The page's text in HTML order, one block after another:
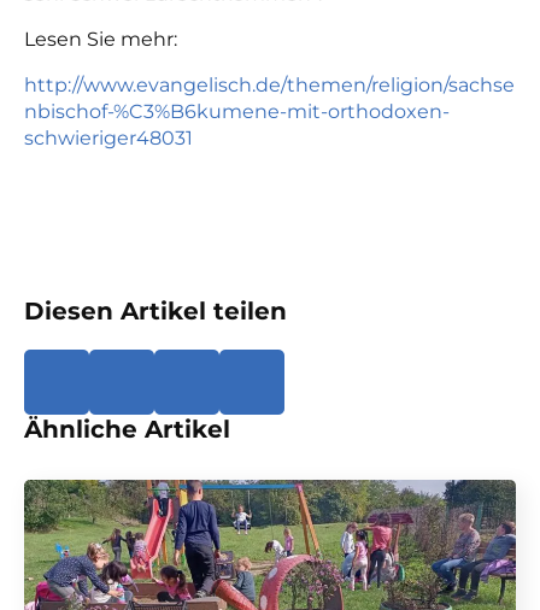
Lesen Sie mehr:
http://www.evangelisch.de/themen/religion/sachse
nbischof-%C3%B6kumene-mit-orthodoxen-
schwieriger48031
Diesen Artikel teilen
Ähnliche Artikel